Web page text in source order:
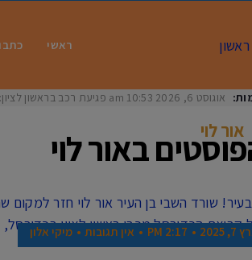
ראשי
אוגוסט 6, 2026 10:53 am פגיעת רכב בראשון לציון: בת 33 נפצעה באורח בינוני
אור לוי באור לוי
2025
2:17 PM אין תגובות מיקי אלון